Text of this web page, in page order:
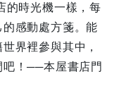
的時光機一樣，每
感動處方箋。能
界裡參與其中，
吧！──本屋書店門